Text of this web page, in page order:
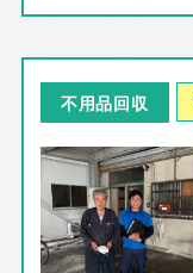
不用品回収